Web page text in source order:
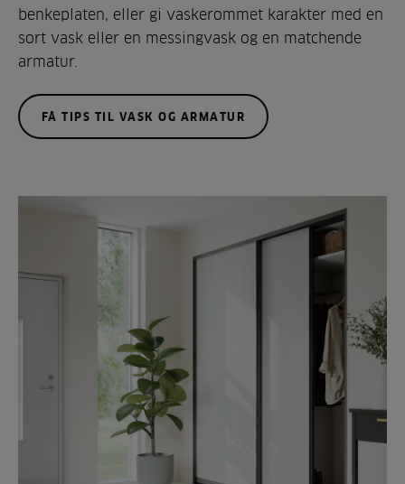
benkeplaten, eller gi vaskerommet karakter med en
sort vask eller en messingvask og en matchende
armatur.
FÅ TIPS TIL VASK OG ARMATUR